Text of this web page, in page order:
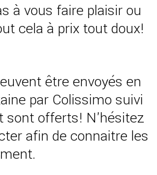
à vous faire plaisir ou
cela à prix tout doux!
être envoyés en
par Colissimo suivi
sont offerts! N'hésitez
afin de connaitre les